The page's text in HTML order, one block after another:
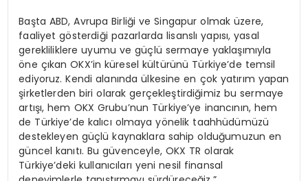
Başta ABD, Avrupa Birliği ve Singapur olmak üzere,
faaliyet gösterdiği pazarlarda lisanslı yapısı, yasal
gerekliliklere uyumu ve güçlü sermaye yaklaşımıyla
öne çıkan OKX’in küresel kültürünü Türkiye’de temsil
ediyoruz. Kendi alanında ülkesine en çok yatırım yapan
şirketlerden biri olarak gerçekleştirdiğimiz bu sermaye
artışı, hem OKX Grubu’nun Türkiye’ye inancının, hem
de Türkiye’de kalıcı olmaya yönelik taahhüdümüzü
destekleyen güçlü kaynaklara sahip olduğumuzun en
güncel kanıtı. Bu güvenceyle, OKX TR olarak
Türkiye’deki kullanıcıları yeni nesil finansal